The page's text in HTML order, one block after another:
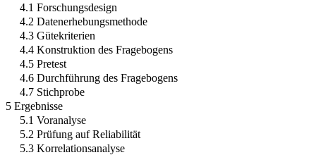
4.1 Forschungsdesign
4.2 Datenerhebungsmethode
4.3 Gütekriterien
4.4 Konstruktion des Fragebogens
4.5 Pretest
4.6 Durchführung des Fragebogens
4.7 Stichprobe
5 Ergebnisse
5.1 Voranalyse
5.2 Prüfung auf Reliabilität
5.3 Korrelationsanalyse